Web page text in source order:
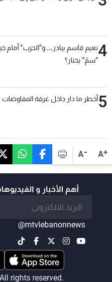
A+
A-
4نعيم قاسم يبادر... و"الحزب" أمام
"سمّ" يختار؟
5أخطر ما دار داخل غرفة المفاوضات
أهم الأخبار و
@mtvlebanonnews
rights reserved.